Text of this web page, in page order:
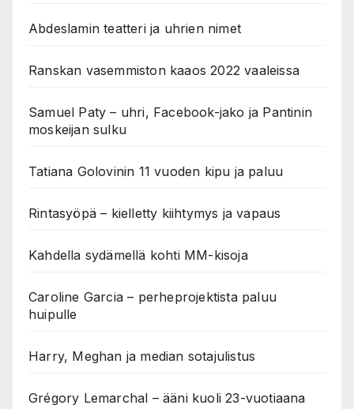
Abdeslamin teatteri ja uhrien nimet
Ranskan vasemmiston kaaos 2022 vaaleissa
Samuel Paty – uhri, Facebook-jako ja Pantinin
moskeijan sulku
Tatiana Golovinin 11 vuoden kipu ja paluu
Rintasyöpä – kielletty kiihtymys ja vapaus
Kahdella sydämellä kohti MM-kisoja
Caroline Garcia – perheprojektista paluu
huipulle
Harry, Meghan ja median sotajulistus
Grégory Lemarchal – ääni kuoli 23-vuotiaana